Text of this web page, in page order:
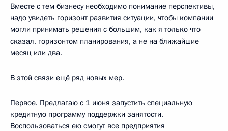
Вместе с тем бизнесу необходимо понимание перспективы,
надо увидеть горизонт развития ситуации, чтобы компании
могли принимать решения с большим, как я только что
сказал, горизонтом планирования, а не на ближайшие
месяц или два.
В этой связи ещё ряд новых мер.
Первое. Предлагаю с 1 июня запустить специальную
кредитную программу поддержки занятости.
Воспользоваться ею смогут все предприятия